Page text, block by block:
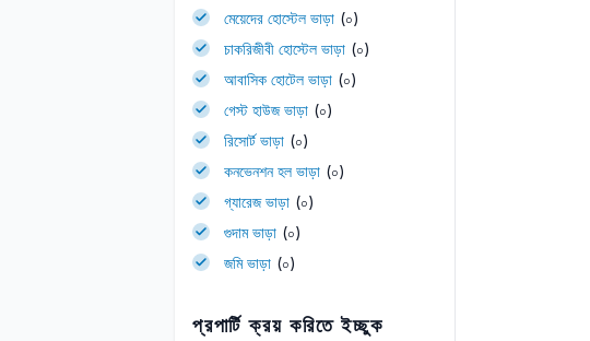
মেয়েদের হোস্টেল ভাড়া (০)
চাকরিজীবী হোস্টেল ভাড়া (০)
আবাসিক হোটেল ভাড়া (০)
গেস্ট হাউজ ভাড়া (০)
রিসোর্ট ভাড়া (০)
কনভেনশন হল ভাড়া (০)
গ্যারেজ ভাড়া (০)
গুদাম ভাড়া (০)
জমি ভাড়া (০)
প্রপার্টি ক্রয় করিতে ইচ্ছুক